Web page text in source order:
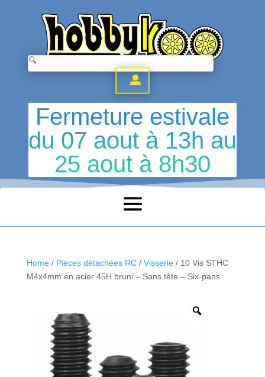
.
Fermeture estivale
du 07 aout à 13h au
25 aout à 8h30
Home/ Pièces détachées RC/ Visserie/ 10 Vis STHC
M4x4mm en acier 45H bruni – Sans tête – Six-pans